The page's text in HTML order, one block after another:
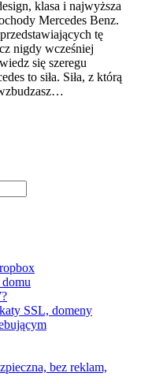
klasa i najwyższa
Mercedes Benz.
tę
nigdy wcześniej
się szeregu
to siła. Siła, z którą
SSL, domeny
bez reklam,